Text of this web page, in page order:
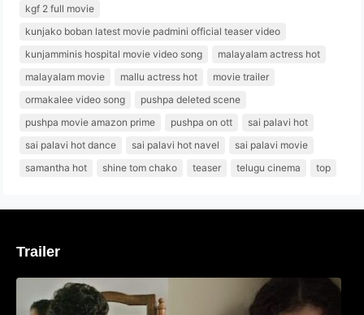
kgf 2 full movie
kunjako boban latest movie padmini official teaser video
kunjamminis hospital movie video song
malayalam actress hot
malayalam movie
mallu actress hot
movie trailer
ormakalee video song
pushpa deleted scene
pushpa movie amazon prime
pushpa on ott
sai palavi hot
sai palavi hot dance
sai palavi hot navel
sai palavi movie
samantha hot
shine tom chako teaser telugu cinema top
Trailer
‘മരീചിക’യുമായി അനുപമ പരമേശ്വരൻ;
മിസ്റ്ററി ത്രില്ലർ ട്രെയിലർ